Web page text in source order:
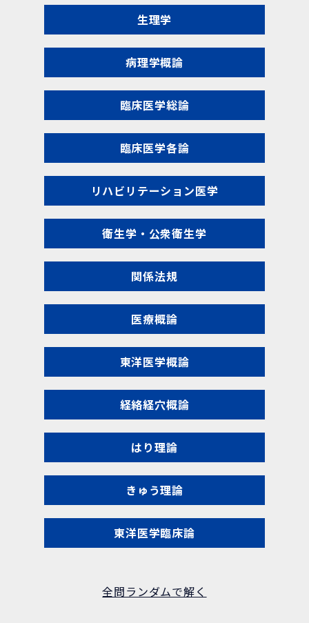
生理学
病理学概論
臨床医学総論
臨床医学各論
リハビリテーション医学
衛生学・公衆衛生学
関係法規
医療概論
東洋医学概論
経絡経穴概論
はり理論
きゅう理論
東洋医学臨床論
全問ランダムで解く